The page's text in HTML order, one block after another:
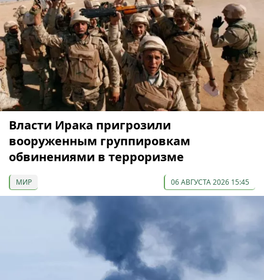
Власти Ирака пригрозили
вооруженным группировкам
обвинениями в терроризме
МИР 06 АВГУСТА 2026 15:45